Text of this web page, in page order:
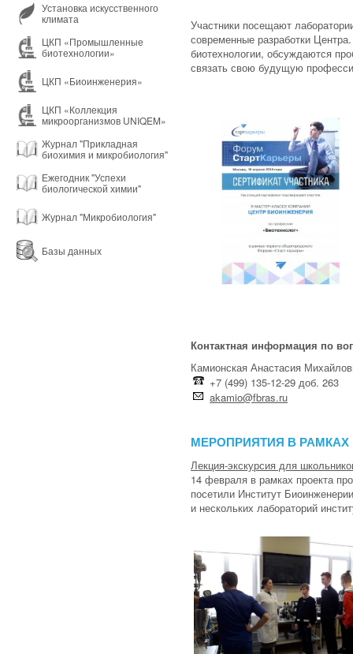
Установка искусственного
климата
ЦКП «Промышленные
биотехнологии»
ЦКП «Биоинженерия»
ЦКП «Коллекция
микроорганизмов UNIQEM»
Журнал "Прикладная
биохимия и микробиология"
Ежегодник "Успехи
биологической химии"
Журнал "Микробиология"
Базы данных
Участники посещают
современные разработки
биотехнологии, обсуждаются
связать свою будущую
Контактная информация по
Камионская Анастасия
+7 (499) 135-12-29 доб. 263
akamio@fbras.ru
МЕРОПРИЯТИЯ В
Лекция-экскурсия для
14 февраля в рамках проекта
посетили Институт
и нескольких лабораторий